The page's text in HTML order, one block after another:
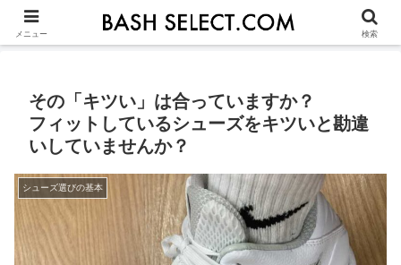
シューズ選びの基本 ASICS NIKE ADIDAS
その「キツい」は合っていますか？
フィットしているシューズをキツいと勘違
いしていませんか？
シューズ選びの基本
メニュー 検索